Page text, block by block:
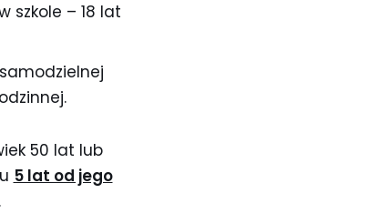
szkole – 18 lat
50 lat lub
5 lat od jego